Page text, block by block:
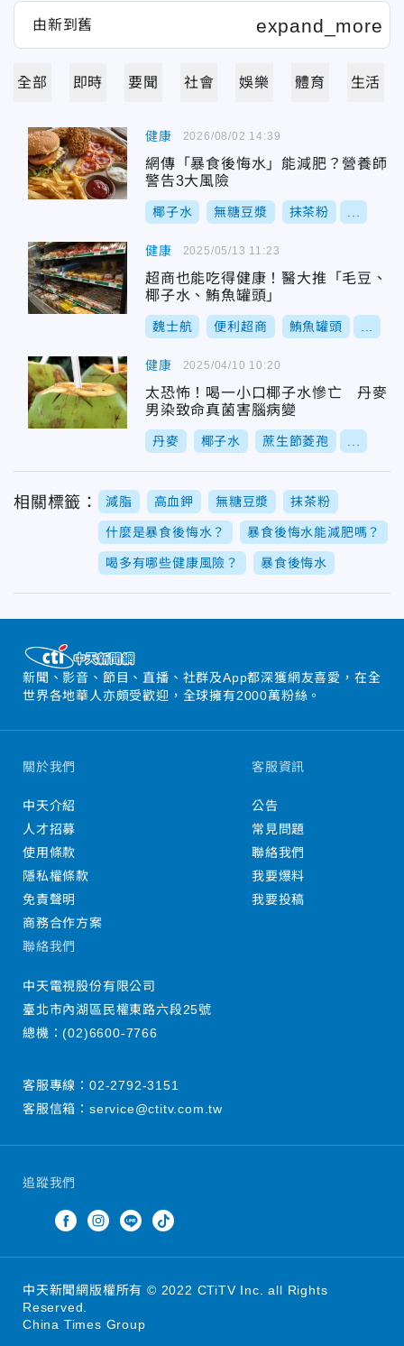
全部 即時 要聞 社會 娛樂 體育 生活
健康
網傳「暴食後悔水」能減肥？營養師
警告3大風險
椰子水 無糖豆漿 抹茶粉
2026/08/02 14:39
健康
超商也能吃得健康！醫大推「毛豆、
椰子水、鮪魚罐頭」
魏士航 便利超商 鮪魚罐頭
2025/05/13 11:23
健康
太恐怖！喝一小口椰子水慘亡 丹麥
男染致命真菌害腦病變
丹麥 椰子水 蔗生節菱孢
2025/04/10 10:20
相關標籤： 減脂 高血鉀 無糖豆漿 抹茶粉
什麼是暴食後悔水？ 暴食後悔水能減肥嗎？
喝多有哪些健康風險？ 暴食後悔水
新聞、影音、節目、直播、社群及App都深獲網友喜愛，在全
世界各地華人亦頗受歡迎，全球擁有2000萬粉絲。
追蹤我們
關於我們
中天介紹
人才招募
使用條款
隱私權條款
免責聲明
商務合作方案
客服資訊
公告
常見問題
聯絡我們
我要爆料
我要投稿
聯絡我們
中天電視股份有限公司
臺北市內湖區民權東路六段25號
總機：(02)6600-7766
客服專線： 02-2792-3151
客服信箱： service@ctitv.com.tw
中天新聞網版權所有 © 2022 CTiTV Inc. all Rights
Reserved.
China Times Group